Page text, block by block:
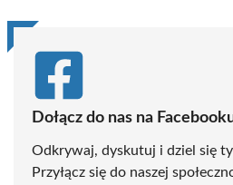
Dołącz do nas na
Odkrywaj, dyskutuj i dziel się
Przyłącz się do naszej